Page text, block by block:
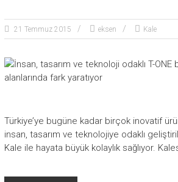
21 Temmuz 2015 eksen Kale
Türkiye’ye bugüne kadar birçok inovatif
insan, tasarım ve teknolojiye odaklı
Kale ile hayata büyük kolaylık sağlıyor.